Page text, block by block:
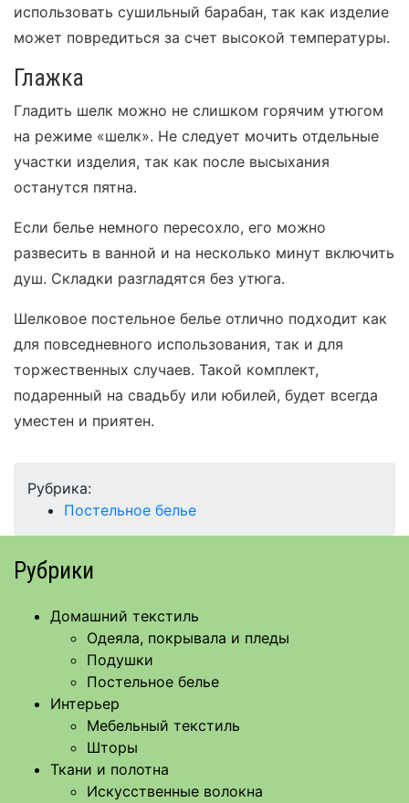
использовать сушильный барабан, так как изделие
может повредиться за счет высокой температуры.
Глажка
Гладить шелк можно не слишком горячим утюгом
на режиме «шелк». Не следует мочить отдельные
участки изделия, так как после высыхания
останутся пятна.
Если белье немного пересохло, его можно
развесить в ванной и на несколько минут включить
душ. Складки разгладятся без утюга.
Шелковое постельное белье отлично подходит как
для повседневного использования, так и для
торжественных случаев. Такой комплект,
подаренный на свадьбу или юбилей, будет всегда
уместен и приятен.
Рубрика:
Постельное белье
Рубрики
Домашний текстиль
Одеяла, покрывала и пледы
Подушки
Постельное белье
Интерьер
Мебельный текстиль
Шторы
Ткани и полотна
Искусственные волокна